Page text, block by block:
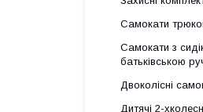
Самокати
Самокати з
батьківською
Двоколісні
Дитячі 2-